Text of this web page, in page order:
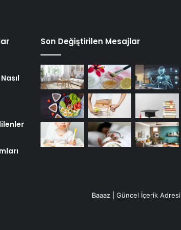
Son Değiştirilen Mesajlar
Baaaz | Güncel İçerik Adresi